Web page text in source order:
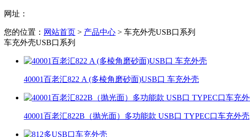
网址：
您的位置： 网站首页 > 产品中心 > 车充外壳USB口系列
车充外壳USB口系列
40001百老汇822 A (多棱角磨砂面)USB口 车充外壳
40001百老汇822B（抛光面）多功能款 USB口 TYPEC口车充外壳